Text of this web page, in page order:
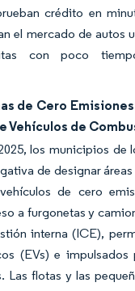
crédito en
el mercado de autos
con poco
de Cero
Vehículos de
los municipios de
de designar
de cero
a furgonetas y
interna (ICE),
(EVs) e
Las flotas y las